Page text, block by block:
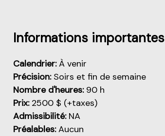
Aperçu de cette partie
Informations importantes
Calendrier:À venir
Précision:Soirs et fin de semaine
Nombre d'heures:90 h
Prix: 2500 $ (+taxes)
Admissibilité:NA
Préalables:Aucun